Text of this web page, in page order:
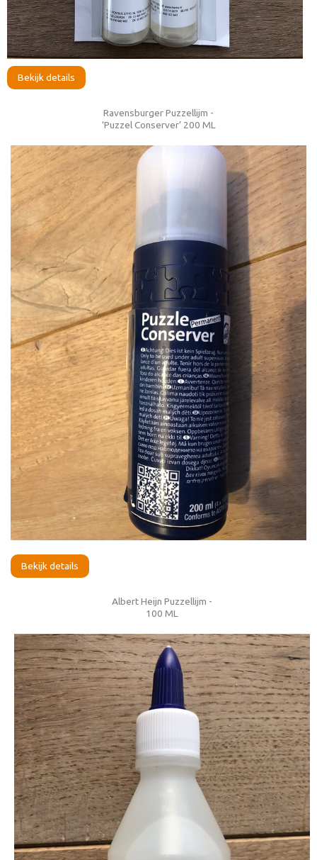
Bekijk details
Ravensburger Puzzellijm -
‘Puzzel Conserver’ 200 ML
Bekijk details
Albert Heijn Puzzellijm -
100 ML